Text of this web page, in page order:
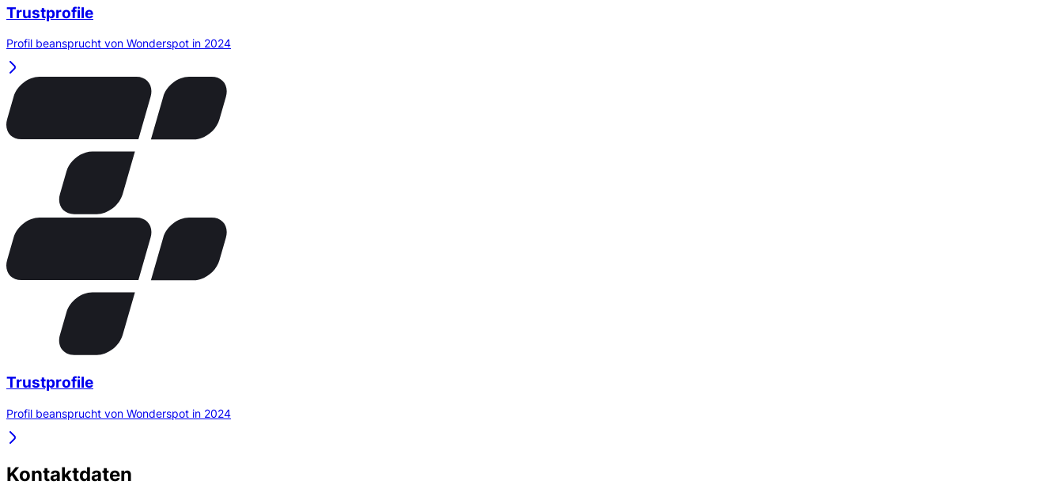
Trustprofile
Profil beansprucht von Wonderspot in 2024
Trustprofile
Profil beansprucht von Wonderspot in 2024
Kontaktdaten